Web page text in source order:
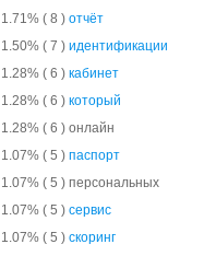
1.71% ( 8 ) отчёт
1.50% ( 7 ) идентификации
1.28% ( 6 ) кабинет
1.28% ( 6 ) который
1.28% ( 6 ) онлайн
1.07% ( 5 ) паспорт
1.07% ( 5 ) персональных
1.07% ( 5 ) сервис
1.07% ( 5 ) скоринг